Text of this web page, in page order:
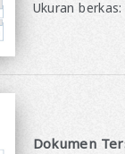
Ukuran
Dokumen